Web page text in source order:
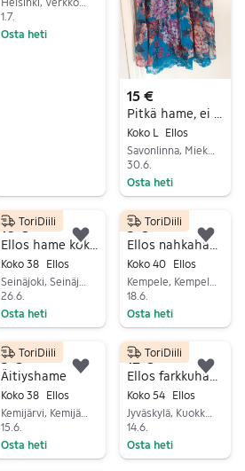
1.7.
Osta heti
15 €
Pitkä hame, ei ole lyhennetty, turkoosi alushame pitsi näkyvissä
Koko L
Ellos
Savonlinna, Miekonniemi-Venäjänniemi, Etelä-Savo
30.6.
Osta heti
10 €
Ellos hame koko 38/40
Koko 38
Ellos
26.6.
Osta heti
ToriDiili
Lisää suosikiksi.
5 €
Ellos nahkahame beige koko 40
Koko 40
Ellos
18.6.
Osta heti
ToriDiili
5 €
Äitiyshame
Koko 38
Ellos
15.6.
Osta heti
ToriDiili
Lisää suosikiksi.
12 €
Ellos farkkuhame
Koko 54
Ellos
Jyväskylä, Kuokkala-Ristikivi, Keski-Suomi
14.6.
Osta heti
ToriDiili